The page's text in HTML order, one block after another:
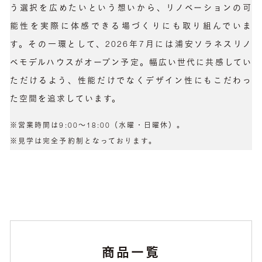
う選択を広めたいという想いから、リノベーションの可
能性を実際に体感できる場づくりにも取り組んでいま
す。その一環として、2026年7月には浦安ソラネスリノ
ベモデルハウスがオープン予定。幅広い世代に共感してい
ただけるよう、性能だけでなくデザイン性にもこだわっ
た空間を追求しています。
※営業時間は9:00〜18:00（水曜・日曜休）。
※見学は完全予約制となっております。
商品一覧